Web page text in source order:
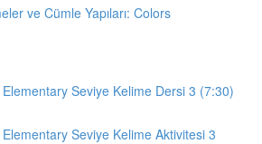
ve Cümle Yapıları: Colors
Seviye Kelime Dersi 3 (7:30)
Seviye Kelime Aktivitesi 3